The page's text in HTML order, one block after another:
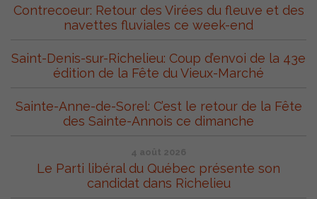
Contrecoeur: Retour des Virées du fleuve et des
navettes fluviales ce week-end
Saint-Denis-sur-Richelieu: Coup d’envoi de la 43e
édition de la Fête du Vieux-Marché
Sainte-Anne-de-Sorel: C’est le retour de la Fête
des Sainte-Annois ce dimanche
4 août 2026
Le Parti libéral du Québec présente son
candidat dans Richelieu